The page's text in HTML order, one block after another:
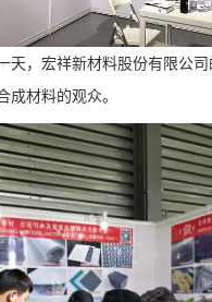
，宏祥新材料股份有限公司
成材料的观众。